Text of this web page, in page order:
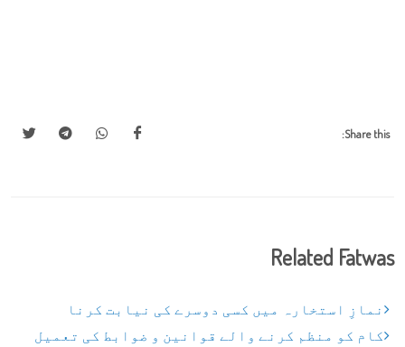
Share this:
Related Fatwas
نمازِ استخارہ میں کسی دوسرے کی نیابت کرنا
کام کو منظم کرنے والے قوانین و ضوابط کی تعمیل